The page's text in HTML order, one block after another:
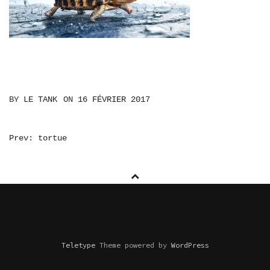
BY LE TANK ON 16 FÉVRIER 2017
NAVIGATION
L’ARTICLE
Prev: tortue
TeletypeTheme powered byWordPress